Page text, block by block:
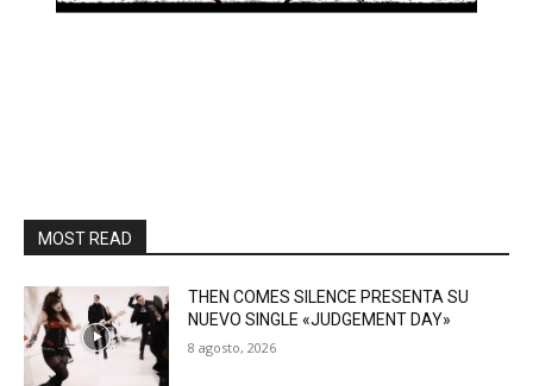
MOST READ
THEN COMES SILENCE PRESENTA SU
NUEVO SINGLE «JUDGEMENT DAY»
8 agosto, 2026